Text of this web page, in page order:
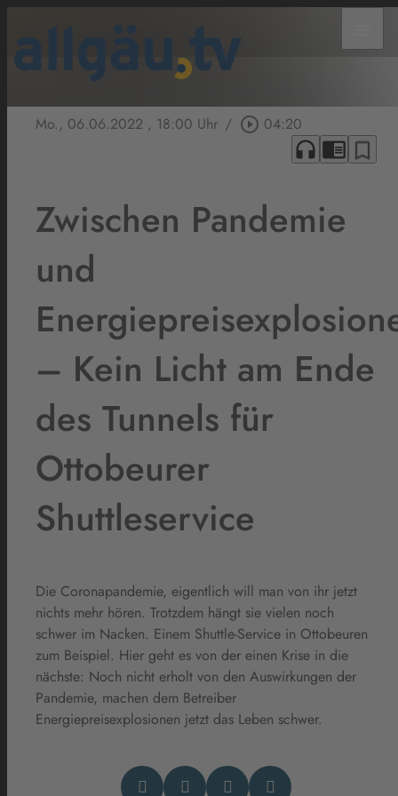
Mo., 06.06.2022 , 18:00 Uhr / play_circle_outline 04:20
headphones chrome_reader_mode bookmark_border
Zwischen Pandemie
und
– Kein Licht am Ende
des Tunnels für
Ottobeurer
Shuttleservice
Die Coronapandemie, eigentlich will man von ihr jetzt
nichts mehr hören. Trotzdem hängt sie vielen noch
schwer im Nacken. Einem Shuttle-Service in Ottobeuren
zum Beispiel. Hier geht es von der einen Krise in die
nächste: Noch nicht erholt von den Auswirkungen der
Pandemie, machen dem Betreiber
Energiepreisexplosionen jetzt das Leben schwer.